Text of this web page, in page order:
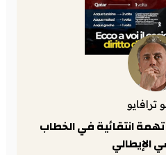
ترافايو
انتقائية في الخطاب
الإيطالي